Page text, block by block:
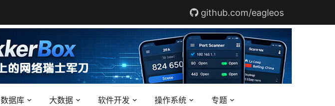
github.com/eagleos
数据库 大数据 软件开发 操作系统 专题